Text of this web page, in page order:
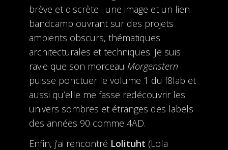
brève et discrète : une image et un lien
bandcamp ouvrant sur des projets
ambients obscurs, thématiques
architecturales et techniques. Je suis
ravie que son morceau Morgenstern
puisse ponctuer le volume 1 du f8lab et
aussi qu’elle me fasse redécouvrir les
univers sombres et étranges des labels
des années 90 comme 4AD.
Enfin, j’ai rencontré Lolituht (Lola